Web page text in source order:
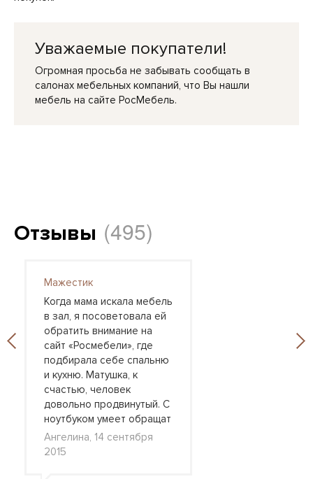
Уважаемые покупатели!
Огромная просьба не забывать сообщать в
салонах мебельных компаний, что Вы нашли
мебель на сайте РосМебель.
Отзывы (495)
Мажестик
Когда мама искала мебель
в зал, я посоветовала ей
обратить внимание на
сайт «Росмебели», где
подбирала себе спальню
и кухню. Матушка, к
счастью, человек
довольно продвинутый. С
ноутбуком умеет обращат
Ангелина, 14 сентября
2015